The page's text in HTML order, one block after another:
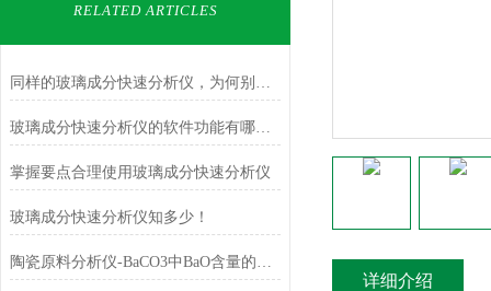
RELATED ARTICLES
同样的玻璃成分快速分析仪，为何别人的使用寿命如此长？
玻璃成分快速分析仪的软件功能有哪些？
掌握要点合理使用玻璃成分快速分析仪
玻璃成分快速分析仪知多少！
陶瓷原料分析仪-BaCO3中BaO含量的测定
详细介绍